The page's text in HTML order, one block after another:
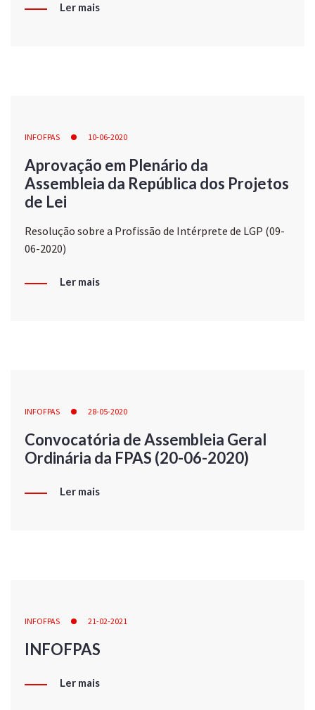
Ler mais
INFOFPAS 10-06-2020
Aprovação em Plenário da
Assembleia da República dos Projetos
de Lei
Resolução sobre a Profissão de Intérprete de LGP (09-
06-2020)
Ler mais
INFOFPAS 28-05-2020
Convocatória de Assembleia Geral
Ordinária da FPAS (20-06-2020)
Ler mais
INFOFPAS 21-02-2021
INFOFPAS
Ler mais